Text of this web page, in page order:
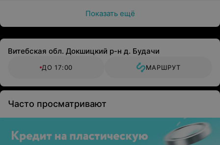
Показать ещё
Витебская обл. Докшицкий р-н д. Будачи
ДО 17:00 МАРШРУТ
Часто просматривают